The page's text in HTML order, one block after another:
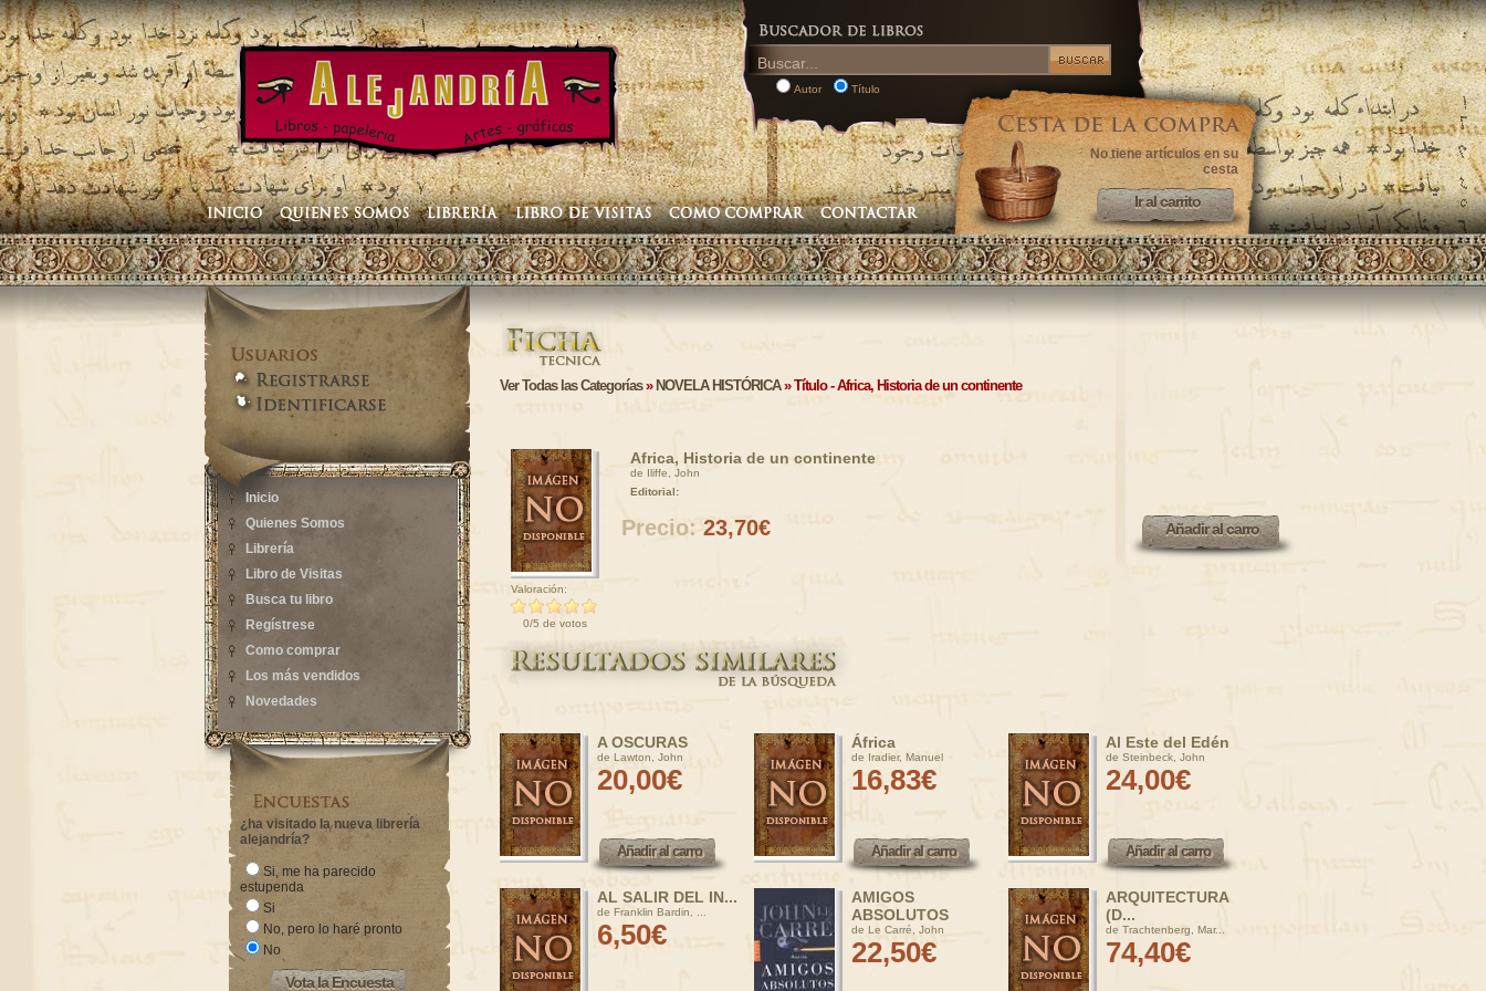
Autor Título
No tiene artículos en su
cesta
Ir al carrito
Ir al carrito
Inicio
Quienes Somos
Librería
Libro de Visitas
Busca tu libro
Regístrese
Como comprar
Los más vendidos
Novedades
¿ha visitado la nueva librería
alejandría?
Si, me ha parecido
estupenda
Si
No, pero lo haré pronto
No
Vota la Encuesta
Vota la Encuesta
Ver Todas las Categorías» NOVELA HISTÓRICA» Título - Africa, Historia de un continente
Valoración:
0/5 de votos
Africa, Historia de un continente
de Iliffe, John
Editorial:
Precio: 23,70€ Añadir al carro
Añadir al carro
A OSCURAS
de Lawton, John
20,00€
Añadir al carro
Añadir al carro
África
de Iradier, Manuel
16,83€
Añadir al carro
Añadir al carro
Al Este del Edén
de Steinbeck, John
24,00€
Añadir al carro
Añadir al carro
AL SALIR DEL IN...
de Franklin Bardin, ...
6,50€
AMIGOS
ABSOLUTOS
de Le Carré, John
22,50€
ARQUITECTURA
(D...
de Trachtenberg, Mar...
74,40€